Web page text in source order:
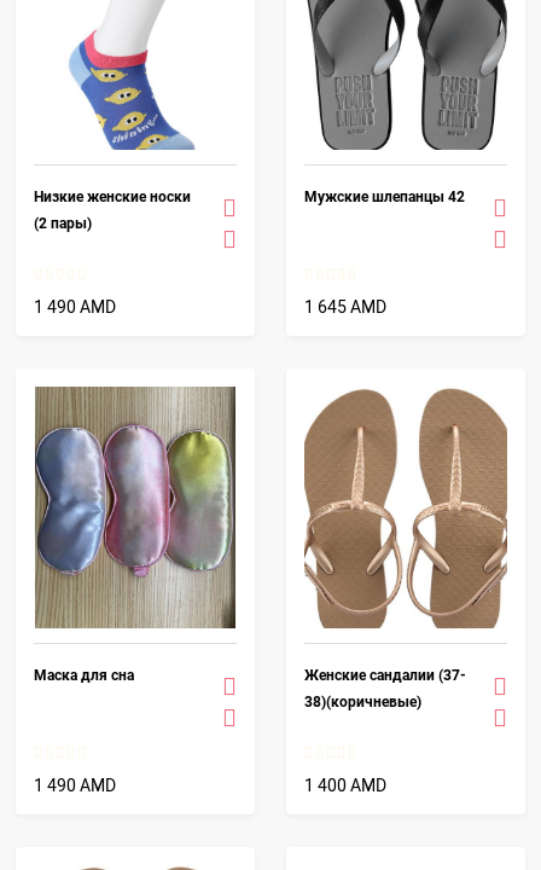
Низкие женские носки
(2 пары)
1 490 AMD
Мужские шлепанцы 42
1 645 AMD
Маска для сна
1 490 AMD
Женские сандалии (37-
38)(коричневые)
1 400 AMD